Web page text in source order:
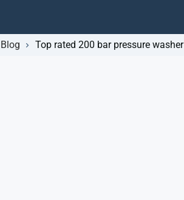
Blog Top rated 200 bar pressure